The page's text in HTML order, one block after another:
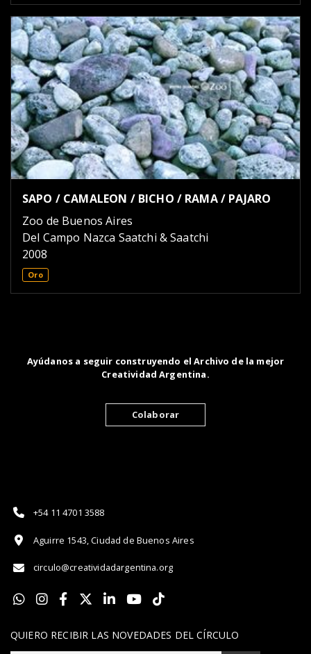
SAPO / CAMALEON / BICHO / RAMA / PAJARO
Zoo de Buenos Aires
Del Campo Nazca Saatchi & Saatchi
2008
Oro
Ayúdanos a seguir construyendo el Archivo de la mejor
Creatividad Argentina.
Colaborar
+54 11 4701 3588
Aguirre 1543, Ciudad de Buenos Aires
circulo@creatividadargentina.org
QUIERO RECIBIR LAS NOVEDADES DEL CÍRCULO